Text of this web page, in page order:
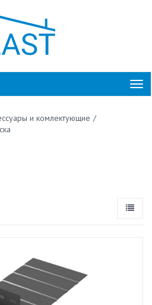
и комлектующие /